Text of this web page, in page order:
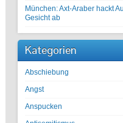
München: Axt-Araber hackt
Gesicht ab
Kategorien
Abschiebung
Angst
Anspucken